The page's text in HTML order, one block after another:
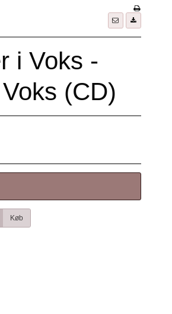
i Voks -
(CD)
Køb